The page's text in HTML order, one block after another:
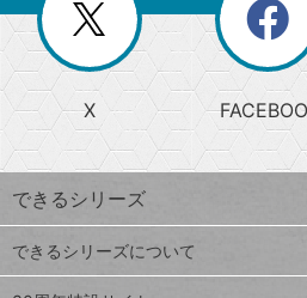
じ
る
search
検
索
上
昇
ワ
ー
ド
Google
閉
じ
る
ー
か
ら
探
す
ト
X
できるシリーズ
できるシリーズについて